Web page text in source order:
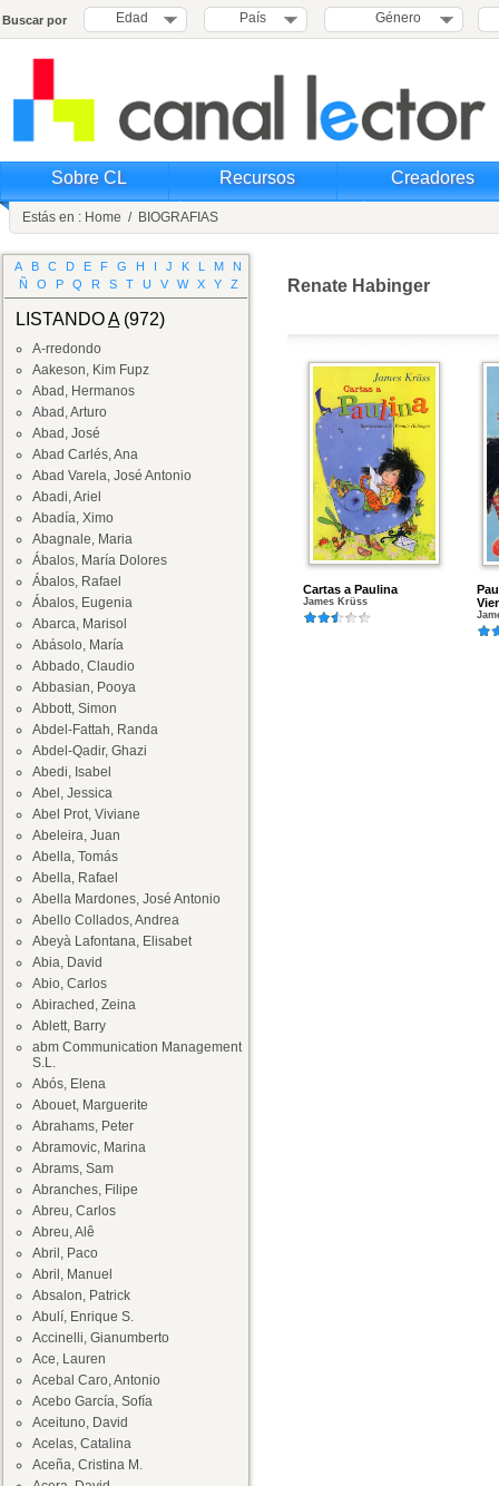
Buscar por Edad País Género
Sobre CL Recursos Creadores
Estás en : Home / BIOGRAFIAS
A B C D E F G H I J K L M
N
Ñ
O P Q R S T U V W X Y Z
LISTANDOA(972)
A-rredondo
Aakeson, Kim Fupz
Abad, Hermanos
Abad, Arturo
Abad, José
Abad Carlés, Ana
Abad Varela, José Antonio
Abadi, Ariel
Abadía, Ximo
Abagnale, Maria
Ábalos, María Dolores
Ábalos, Rafael
Ábalos, Eugenia
Abarca, Marisol
Abásolo, María
Abbado, Claudio
Abbasian, Pooya
Abbott, Simon
Abdel-Fattah, Randa
Abdel-Qadir, Ghazi
Abedi, Isabel
Abel, Jessica
Abel Prot, Viviane
Abeleira, Juan
Abella, Tomás
Abella, Rafael
Abella Mardones, José Antonio
Abello Collados, Andrea
Abeyà Lafontana, Elisabet
Abia, David
Abio, Carlos
Abirached, Zeina
Ablett, Barry
abm Communication Management
S.L.
Abós, Elena
Abouet, Marguerite
Abrahams, Peter
Abramovic, Marina
Abrams, Sam
Abranches, Filipe
Abreu, Carlos
Abreu, Alê
Abril, Paco
Abril, Manuel
Absalon, Patrick
Abulí, Enrique S.
Accinelli, Gianumberto
Ace, Lauren
Acebal Caro, Antonio
Acebo García, Sofía
Aceituno, David
Acelas, Catalina
Aceña, Cristina M.
Renate Habinger
Cartas a Paulina
James Krüss